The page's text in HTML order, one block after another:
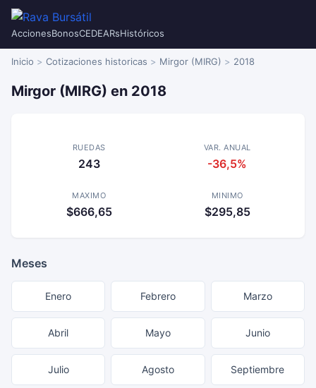
AccionesBonosCEDEARsHistóricos
Inicio Cotizaciones historicas Mirgor (MIRG) 2018
Mirgor (MIRG) en 2018
RUEDAS
243
VAR. ANUAL
-36,5%
MAXIMO
$666,65
MINIMO
$295,85
Meses
Enero Febrero Marzo
Abril Mayo Junio
Julio Agosto Septiembre